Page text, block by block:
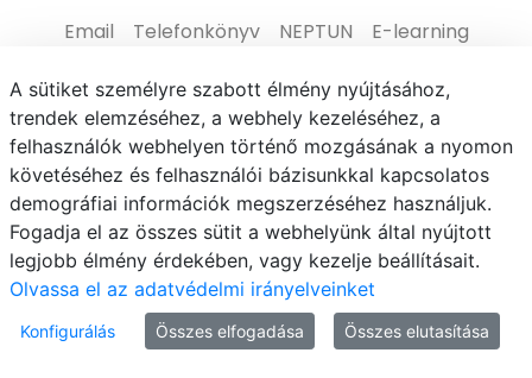
Email Telefonkönyv NEPTUN
E-learning
Médiaközpont
Informatikai Igazgatóság
Adatvédelem
© MATE 2021
A sütiket személyre szabott élmény nyújtásához,
trendek elemzéséhez, a webhely kezeléséhez, a
felhasználók webhelyen történő mozgásának a nyomon
követéséhez és felhasználói bázisunkkal kapcsolatos
demográfiai információk megszerzéséhez használjuk.
Fogadja el az összes sütit a webhelyünk által nyújtott
legjobb élmény érdekében, vagy kezelje beállításait.
Olvassa el az adatvédelmi irányelveinket
Konfigurálás Összes elfogadása Összes elutasítása